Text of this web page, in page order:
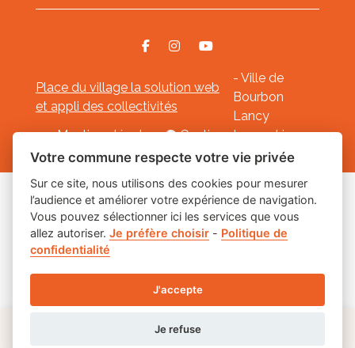
Place du village la solution web
et appli des collectivités
- Ville de
Bourbon
Lancy
Mentions légales- Gestion des cookies
Les labels
Votre commune respecte votre vie privée
Sur ce site, nous utilisons des cookies pour mesurer
l’audience et améliorer votre expérience de navigation.
Vous pouvez sélectionner ici les services que vous
allez autoriser.Je préfère choisir - Politique de
confidentialité
J'accepte
Je refuse